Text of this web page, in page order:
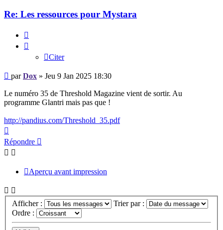
Re: Les ressources pour Mystara
Citer
Message
parDox » Jeu 9 Jan 2025 18:30
Le numéro 35 de Threshold Magazine vient de sortir. Au
programme Glantri mais pas que !
http://pandius.com/Threshold_35.pdf
Répondre
Aperçu avant impression
Afficher :
Trier par :
Ordre :